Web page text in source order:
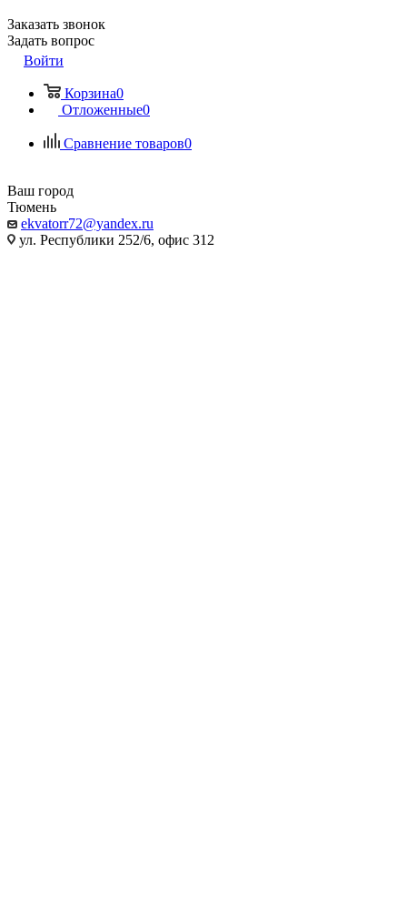
Заказать звонок
Задать вопрос
Войти
Корзина0
Отложенные0
Сравнение товаров0
Ваш город
Тюмень
ekvatorr72@yandex.ru
ул. Республики 252/6, офис 312